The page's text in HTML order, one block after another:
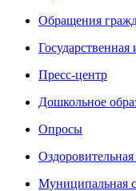
Обращения
Пресс-центр
Дошкольное
Опросы
Муниципальная